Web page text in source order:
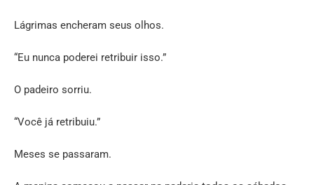
Lágrimas encheram seus olhos.
“Eu nunca poderei retribuir isso.”
O padeiro sorriu.
“Você já retribuiu.”
Meses se passaram.